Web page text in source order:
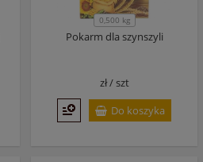
0,500 kg
Pokarm dla szynszyli
zł /szt
Do koszyka